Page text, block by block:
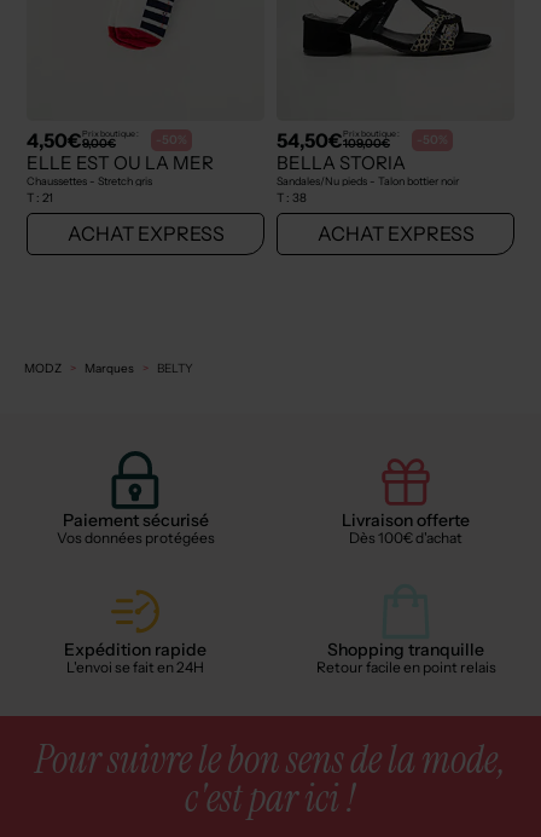
4,50€Prix boutique :
9,00€ -50%
ELLE EST OU LA MER
Chaussettes - Stretch gris
T : 21
ACHAT EXPRESS
54,50€Prix boutique :
109,00€ -50%
BELLA STORIA
Sandales/Nu pieds - Talon bottier noir
T : 38
ACHAT EXPRESS
MODZ Marques BELTY
Paiement sécurisé
Vos données protégées
Livraison offerte
Dès 100€ d'achat
Expédition rapide
L'envoi se fait en 24H
Shopping tranquille
Retour facile en point relais
Pour suivre le bon sens de la mode,
c'est par ici !